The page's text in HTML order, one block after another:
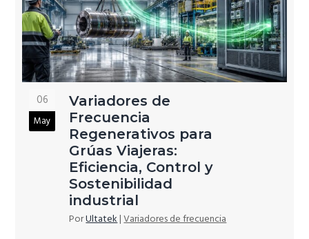
06
May
Variadores de
Frecuencia
Regenerativos para
Grúas Viajeras:
Eficiencia, Control y
Sostenibilidad
industrial
PorUltatek|Variadores de frecuencia